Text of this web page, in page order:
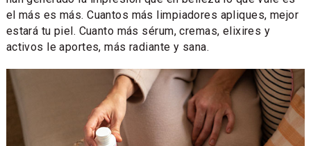
el más es más. Cuantos más limpiadores apliques, mejor
estará tu piel. Cuanto más sérum, cremas, elixires y
activos le aportes, más radiante y sana.